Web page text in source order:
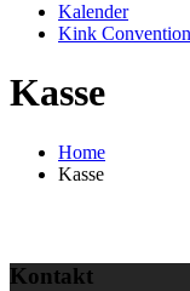
Kalender
Kink
Kasse
Home
Kasse
Kontakt